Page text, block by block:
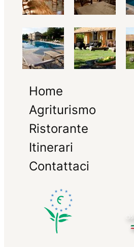
Home
Agriturismo
Ristorante
Itinerari
Contattaci